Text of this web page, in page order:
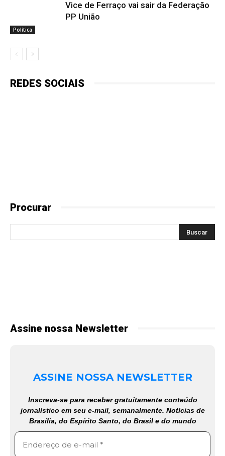
Política
Vice de Ferraço vai sair da Federação
PP União
REDES SOCIAIS
Procurar
Assine nossa Newsletter
ASSINE NOSSA NEWSLETTER
Inscreva-se para receber gratuitamente conteúdo
jornalístico em seu e-mail, semanalmente. Notícias de
Brasília, do Espírito Santo, do Brasil e do mundo